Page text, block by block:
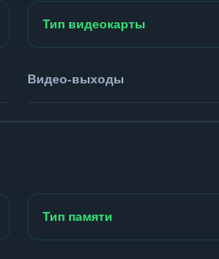
Тип видеокарты
Видео-выходы
Тип памяти